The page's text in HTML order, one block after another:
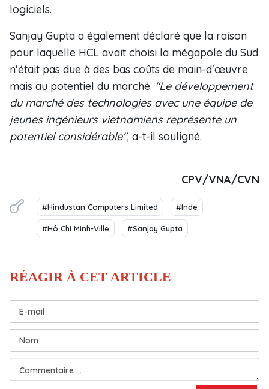
logiciels.
Sanjay Gupta a également déclaré que la raison
pour laquelle HCL avait choisi la mégapole du Sud
n'était pas due à des bas coûts de main-d'œuvre
mais au potentiel du marché. "Le développement
du marché des technologies avec une équipe de
jeunes ingénieurs vietnamiens représente un
potentiel considérable", a-t-il souligné.
CPV/VNA/CVN
#Hindustan Computers Limited #Inde
#Hô Chi Minh-Ville #Sanjay Gupta